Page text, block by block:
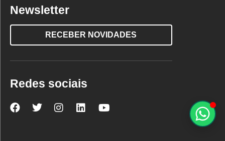
Newsletter
RECEBER NOVIDADES
Redes sociais
NovaNova Nova Nova